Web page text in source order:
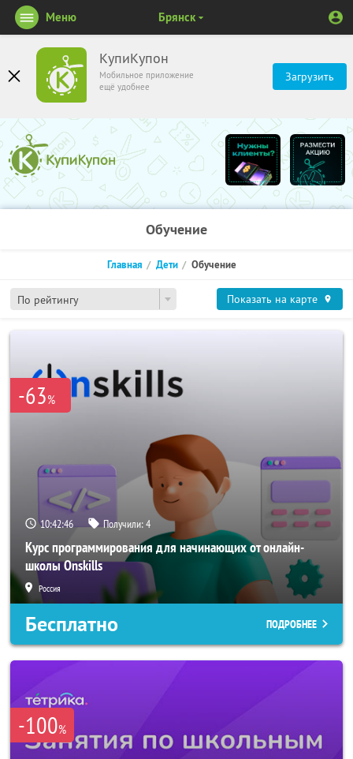
КупиКупон
Мобильное приложение
ещё удобнее
Загрузить
Меню Брянск
Обучение
По рейтингу
Главная Дети Обучение
Показать на карте
-63%
10:42:45 Получили:4
Курс программирования для начинающих от онлайн-
школы Onskills
Россия
Бесплатно ПОДРОБНЕЕ
-100%